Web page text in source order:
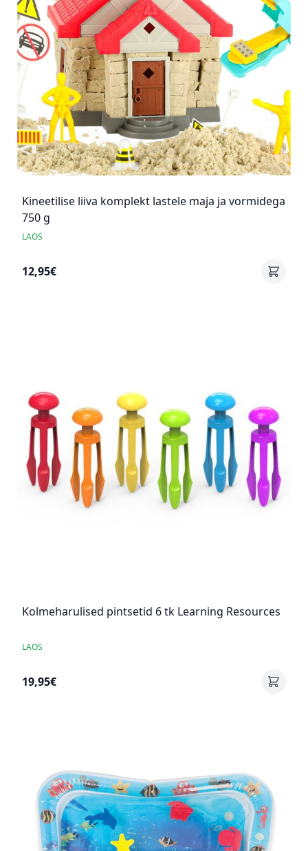
Kineetilise liiva komplekt lastele maja ja vormidega
750 g
LAOS
12,95€
Kolmeharulised pintsetid 6 tk Learning Resources
LAOS
19,95€